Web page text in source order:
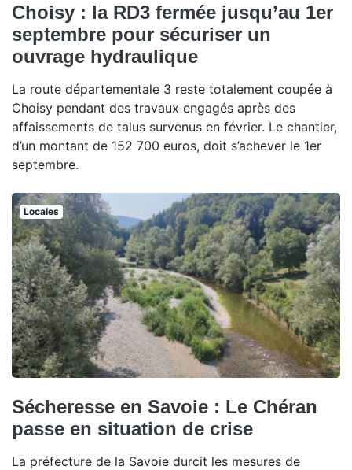
Choisy : la RD3 fermée jusqu’au 1er
septembre pour sécuriser un
ouvrage hydraulique
La route départementale 3 reste totalement coupée à
Choisy pendant des travaux engagés après des
affaissements de talus survenus en février. Le chantier,
d’un montant de 152 700 euros, doit s’achever le 1er
septembre.
Locales
Sécheresse en Savoie : Le Chéran
passe en situation de crise
La préfecture de la Savoie durcit les mesures de